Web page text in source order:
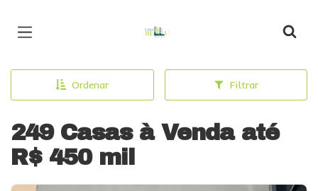
Ordenar Filtrar
249 Casas à Venda até
R$ 450 mil